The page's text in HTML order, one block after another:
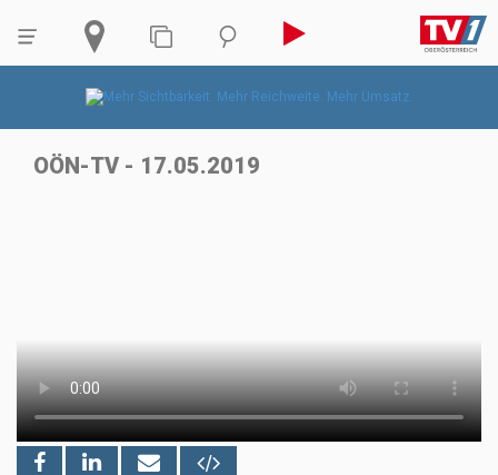
OÖN-TV - 17.05.2019